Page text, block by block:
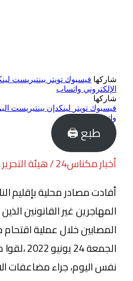
شاركها فيسبوك تويتر بينتيريست
الإلكتروني واتساب
شاركها
فيسبوك تويتر لينكدإن بينتيريست
واتساب
طبع 🖨
أخبار مكناس24 / هيئة التحرير
المهاجرين غير القانونين
المصابين خلال عملية اقتحام
الجمعة 24
نفس اليوم، جراء مضاعفات